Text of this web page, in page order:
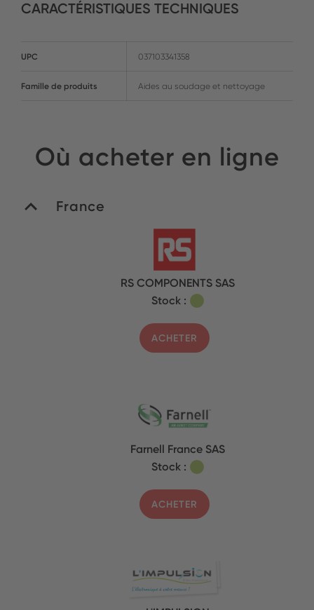
CARACTÉRISTIQUES TECHNIQUES
UPC 037103341358
Famille de produits Aides au soudage et nettoyage
Où acheter en ligne
France
RS COMPONENTS SAS
Stock :
ACHETER
Farnell France SAS
Stock :
ACHETER